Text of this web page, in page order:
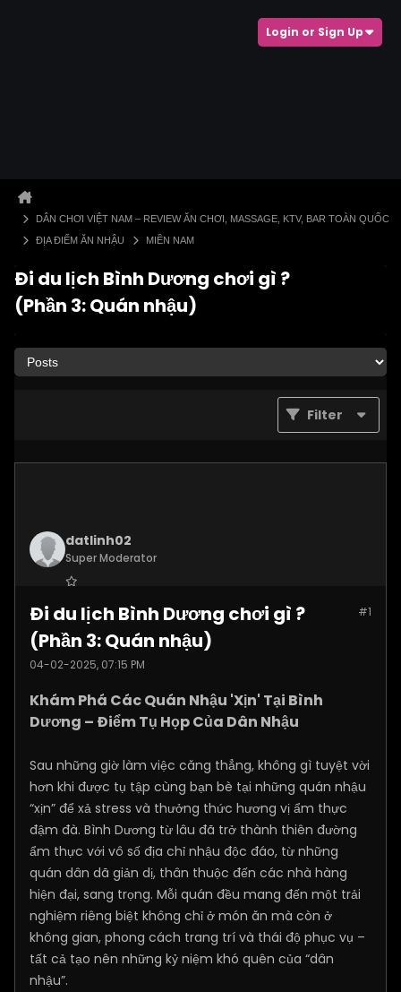
Login or Sign Up
DÂN CHƠI VIỆT NAM – REVIEW ĂN CHƠI, MASSAGE, KTV, BAR TOÀN QUỐC
ĐỊA ĐIỂM ĂN NHẬU
MIỀN NAM
Đi du lịch Bình Dương chơi gì ?
(Phần 3: Quán nhậu)
Filter
datlinh02
Super Moderator
Posts: 7876 #1
Đi du lịch Bình Dương chơi gì ?
(Phần 3: Quán nhậu)
04-02-2025, 07:15 PM
Khám Phá Các Quán Nhậu 'Xịn' Tại Bình
Dương – Điểm Tụ Họp Của Dân Nhậu
Sau những giờ làm việc căng thẳng, không gì tuyệt vời
hơn khi được tụ tập cùng bạn bè tại những quán nhậu
“xịn” để xả stress và thưởng thức hương vị ẩm thực
đậm đà. Bình Dương từ lâu đã trở thành thiên đường
ẩm thực với vô số địa chỉ nhậu độc đáo, từ những
quán dân dã giản dị, thân thuộc đến các nhà hàng
hiện đại, sang trọng. Mỗi quán đều mang đến một trải
nghiệm riêng biệt không chỉ ở món ăn mà còn ở
không gian, phong cách trang trí và thái độ phục vụ –
tất cả tạo nên những kỷ niệm khó quên của “dân
nhậu”.